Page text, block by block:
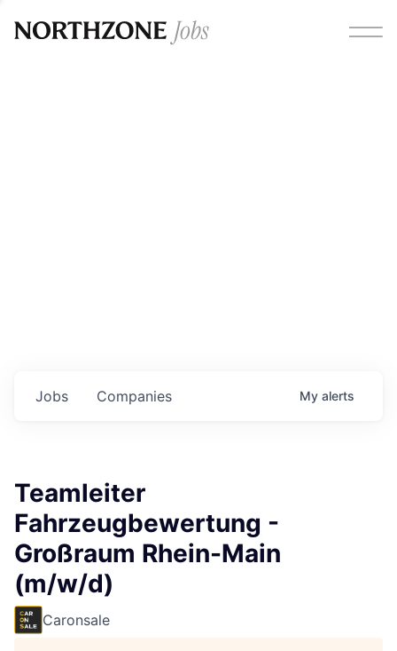
Jobs Companies My alerts
Teamleiter
Fahrzeugbewertung -
Großraum Rhein-Main
(m/w/d)
Caronsale